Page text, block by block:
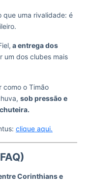
que uma rivalidade: é
a entrega dos
um dos clubes mais
como o Timão
sob pressão e
clique aqui.
Corinthians e